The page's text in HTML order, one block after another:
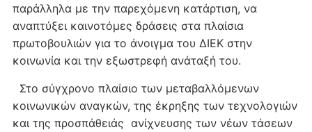
παράλληλα με την παρεχόμενη κατάρτιση, να
αναπτύξει καινοτόμες δράσεις στα πλαίσια
πρωτοβουλιών για το άνοιγμα του ΔΙΕΚ στην
κοινωνία και την εξωστρεφή ανάταξή του.
Στο σύγχρονο πλαίσιο των μεταβαλλόμενων
κοινωνικών αναγκών, της έκρηξης των τεχνολογιών
και της προσπάθειάς ανίχνευσης των νέων τάσεων